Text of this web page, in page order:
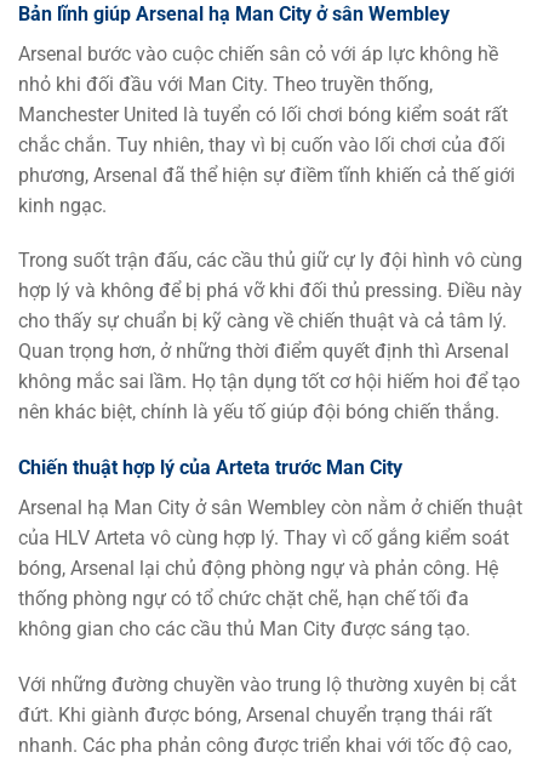
Bản lĩnh giúp Arsenal hạ Man City ở sân Wembley
Arsenal bước vào cuộc chiến sân cỏ với áp lực không hề
nhỏ khi đối đầu với Man City. Theo truyền thống,
Manchester United là tuyển có lối chơi bóng kiểm soát rất
chắc chắn. Tuy nhiên, thay vì bị cuốn vào lối chơi của đối
phương, Arsenal đã thể hiện sự điềm tĩnh khiến cả thế giới
kinh ngạc.
Trong suốt trận đấu, các cầu thủ giữ cự ly đội hình vô cùng
hợp lý và không để bị phá vỡ khi đối thủ pressing. Điều này
cho thấy sự chuẩn bị kỹ càng về chiến thuật và cả tâm lý.
Quan trọng hơn, ở những thời điểm quyết định thì Arsenal
không mắc sai lầm. Họ tận dụng tốt cơ hội hiếm hoi để tạo
nên khác biệt, chính là yếu tố giúp đội bóng chiến thắng.
Chiến thuật hợp lý của Arteta trước Man City
Arsenal hạ Man City ở sân Wembley còn nằm ở chiến thuật
của HLV Arteta vô cùng hợp lý. Thay vì cố gắng kiểm soát
bóng, Arsenal lại chủ động phòng ngự và phản công. Hệ
thống phòng ngự có tổ chức chặt chẽ, hạn chế tối đa
không gian cho các cầu thủ Man City được sáng tạo.
Với những đường chuyền vào trung lộ thường xuyên bị cắt
đứt. Khi giành được bóng, Arsenal chuyển trạng thái rất
nhanh. Các pha phản công được triển khai với tốc độ cao,